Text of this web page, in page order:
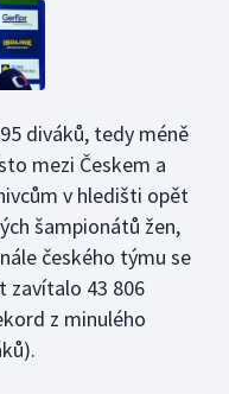
diváků, tedy méně
mezi Českem a
v hledišti opět
šampionátů žen,
českého týmu se
zavítalo 43 806
z minulého